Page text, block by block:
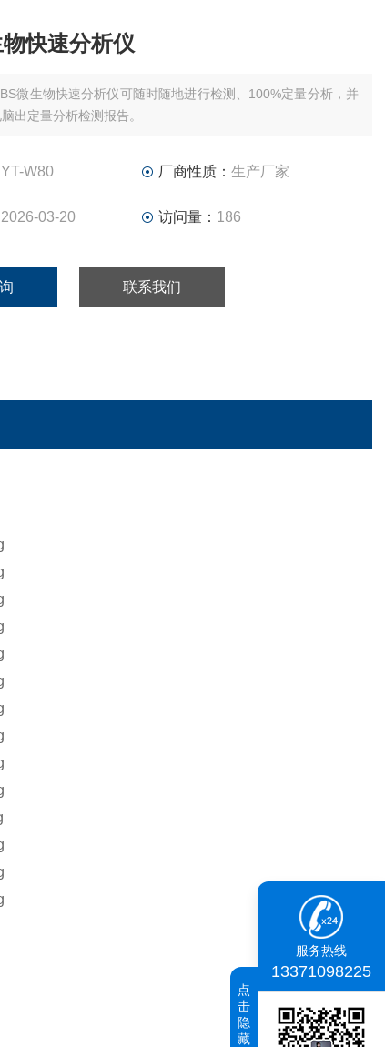
快速分析仪
微生物快速分析仪可随时随地进行检测、100%定量分析，并
出定量分析检测报告。
YT-W80 厂商性质： 生产厂家
2026-03-20 访问量： 186
联系我们
服务热线
13371098225
点
击
隐
藏